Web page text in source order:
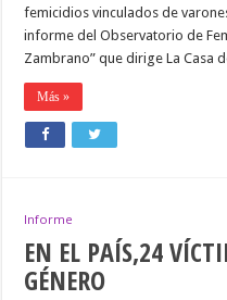
femicidios vinculados de
informe del Observatorio de
Zambrano” que dirige La Casa
Más »
Informe
EN EL PAÍS,24
GÉNERO